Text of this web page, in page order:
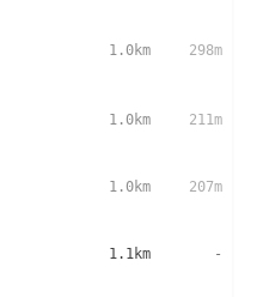
1.0km 298m
1.0km 211m
1.0km 207m
1.1km -